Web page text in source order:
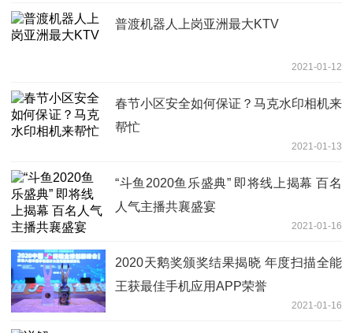
普渡机器人上岗亚洲最大KTV
2021-01-12
春节小区安全如何保证？马克水印相机来
帮忙
2021-01-13
“斗鱼2020鱼乐盛典” 即将线上揭幕 百名
人气主播共襄盛宴
2021-01-16
2020天鹅奖颁奖结果揭晓 年度扫描全能
王获最佳手机应用APP荣誉
2021-01-16